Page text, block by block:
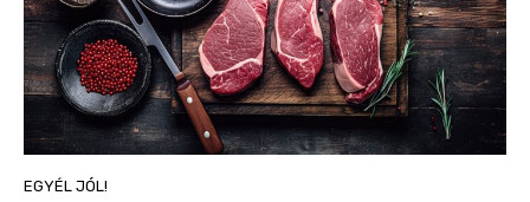
EGYÉL JÓL!